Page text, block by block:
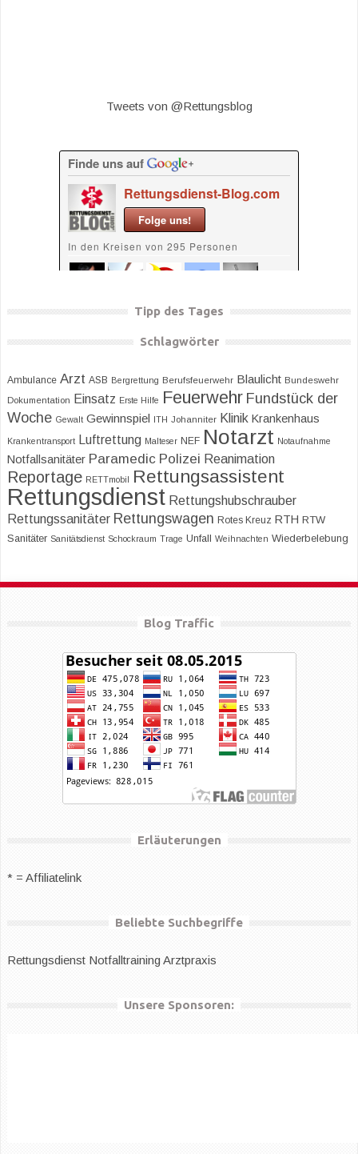
Tweets von @Rettungsblog
Tipp des Tages
Schlagwörter
Ambulance Arzt ASB Bergrettung Berufsfeuerwehr Blaulicht Bundeswehr
Dokumentation Einsatz Erste Hilfe Feuerwehr Fundstück der
Woche Gewalt Gewinnspiel ITH Johanniter Klinik Krankenhaus
Krankentransport Luftrettung Malteser NEF Notarzt Notaufnahme
Notfallsanitäter Paramedic Polizei Reanimation
Reportage RETTmobil Rettungsassistent
Rettungsdienst Rettungshubschrauber
Rettungssanitäter Rettungswagen Rotes Kreuz RTH RTW
Sanitäter Sanitätsdienst Schockraum Trage Unfall Weihnachten Wiederbelebung
Blog Traffic
Erläuterungen
* = Affiliatelink
Beliebte Suchbegriffe
Rettungsdienst Notfalltraining Arztpraxis
Unsere Sponsoren: